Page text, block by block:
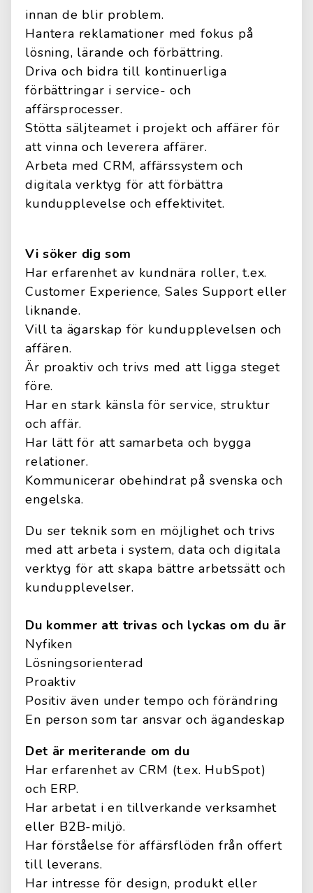
innan de blir problem.
Hantera reklamationer med fokus på
lösning, lärande och förbättring.
Driva och bidra till kontinuerliga
förbättringar i service- och
affärsprocesser.
Stötta säljteamet i projekt och affärer för
att vinna och leverera affärer.
Arbeta med CRM, affärssystem och
digitala verktyg för att förbättra
kundupplevelse och effektivitet.
Vi söker dig som
Har erfarenhet av kundnära roller, t.ex.
Customer Experience, Sales Support eller
liknande.
Vill ta ägarskap för kundupplevelsen och
affären.
Är proaktiv och trivs med att ligga steget
före.
Har en stark känsla för service, struktur
och affär.
Har lätt för att samarbeta och bygga
relationer.
Kommunicerar obehindrat på svenska och
engelska.
Du ser teknik som en möjlighet och trivs
med att arbeta i system, data och digitala
verktyg för att skapa bättre arbetssätt och
kundupplevelser.
Du kommer att trivas och lyckas om du är
Nyfiken
Lösningsorienterad
Proaktiv
Positiv även under tempo och förändring
En person som tar ansvar och ägandeskap
Det är meriterande om du
Har erfarenhet av CRM (t.ex. HubSpot)
och ERP.
Har arbetat i en tillverkande verksamhet
eller B2B-miljö.
Har förståelse för affärsflöden från offert
till leverans.
Har intresse för design, produkt eller